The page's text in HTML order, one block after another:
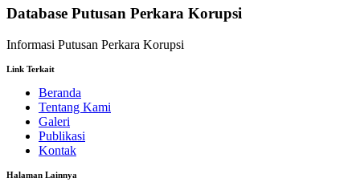
Database Putusan Perkara Korupsi
Informasi Putusan Perkara Korupsi
Link Terkait
Beranda
Tentang Kami
Galeri
Publikasi
Kontak
Halaman Lainnya